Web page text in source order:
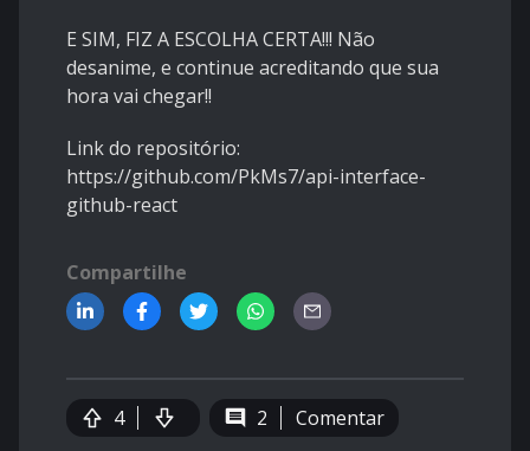
E SIM, FIZ A ESCOLHA CERTA!!! Não
desanime, e continue acreditando que sua
hora vai chegar!!
Link do repositório:
https://github.com/PkMs7/api-interface-
github-react
Compartilhe
4 2 Comentar